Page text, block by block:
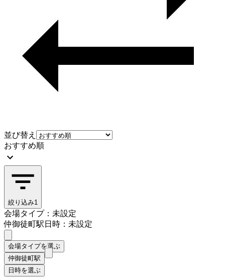
並び替え
おすすめ順
絞り込み1
会場タイプ：未設定
仲御徒町駅日時：未設定
会場タイプを選ぶ
仲御徒町駅
日時を選ぶ